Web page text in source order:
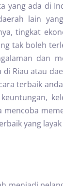
yang ada di
lain
tingkat
tak boleh
dan
Riau atau
terbaik
yang